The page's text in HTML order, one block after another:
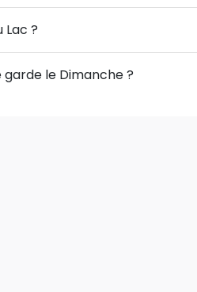
Lac ?
le Dimanche ?